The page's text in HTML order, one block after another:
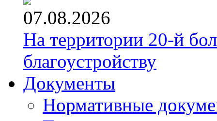
07.08.2026
На территории 20-й
благоустройству
Документы
Нормативные